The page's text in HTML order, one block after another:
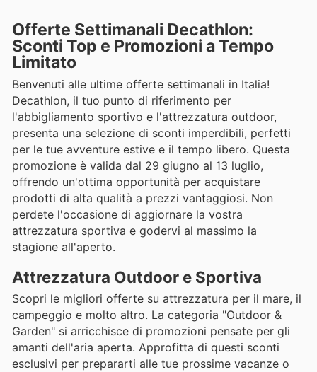
Offerte Settimanali Decathlon:
Sconti Top e Promozioni a Tempo
Limitato
Benvenuti alle ultime offerte settimanali in Italia!
Decathlon, il tuo punto di riferimento per
l'abbigliamento sportivo e l'attrezzatura outdoor,
presenta una selezione di sconti imperdibili, perfetti
per le tue avventure estive e il tempo libero. Questa
promozione è valida dal 29 giugno al 13 luglio,
offrendo un'ottima opportunità per acquistare
prodotti di alta qualità a prezzi vantaggiosi. Non
perdete l'occasione di aggiornare la vostra
attrezzatura sportiva e godervi al massimo la
stagione all'aperto.
Attrezzatura Outdoor e Sportiva
Scopri le migliori offerte su attrezzatura per il mare, il
campeggio e molto altro. La categoria "Outdoor &
Garden" si arricchisce di promozioni pensate per gli
amanti dell'aria aperta. Approfitta di questi sconti
esclusivi per prepararti alle tue prossime vacanze o